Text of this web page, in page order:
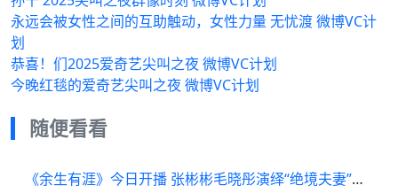
永远会被女性之间的互助触动，女性力量 无忧渡 微博VC计
划
恭喜！们2025爱奇艺尖叫之夜 微博VC计划
今晚红毯的爱奇艺尖叫之夜 微博VC计划
随便看看
《余生有涯》今日开播 张彬彬毛晓彤演绎“绝境夫妻”并肩追光